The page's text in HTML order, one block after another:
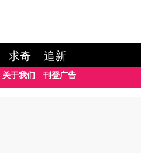
求奇 追新
关于我们 刊登广告